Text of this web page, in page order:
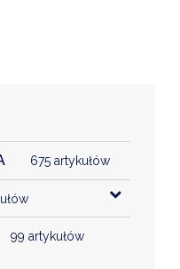
675 artykułów
99 artykułów